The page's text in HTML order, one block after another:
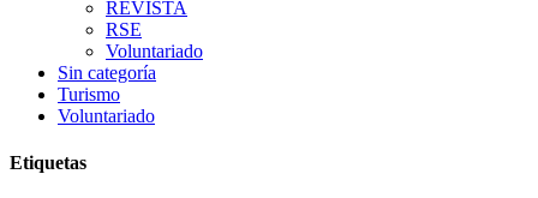
REVISTA
RSE
Voluntariado
Sin categoría
Turismo
Voluntariado
Etiquetas